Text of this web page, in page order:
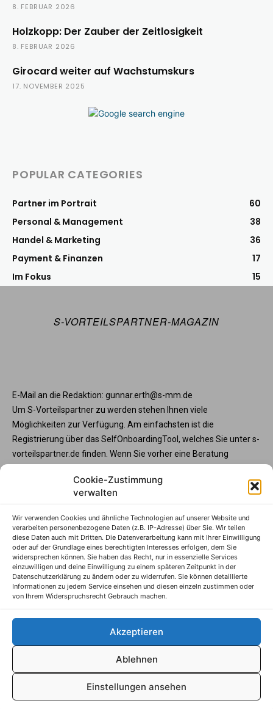
Cookie-Zustimmung
verwalten
Wir verwenden Cookies und ähnliche Technologien auf unserer Website und
verarbeiten personenbezogene Daten (z.B. IP-Adresse) über Sie. Wir teilen
diese Daten auch mit Dritten. Die Datenverarbeitung kann mit Ihrer Einwilligung
oder auf der Grundlage eines berechtigten Interesses erfolgen, dem Sie
widersprechen können. Sie haben das Recht, nur in essenzielle Services
einzuwilligen und deine Einwilligung zu einem späteren Zeitpunkt in der
Datenschutzerklärung zu ändern oder zu widerrufen. Sie können detaillierte
Informationen zu jedem Service einsehen und diesen einzeln zustimmen oder
von Ihrem Widerspruchsrecht Gebrauch machen.
Akzeptieren
Ablehnen
Einstellungen ansehen
8. FEBRUAR 2026
Holzkopp: Der Zauber der Zeitlosigkeit
8. FEBRUAR 2026
Girocard weiter auf Wachstumskurs
17. NOVEMBER 2025
POPULAR CATEGORIES
Partner im Portrait
60
Personal & Management
38
Handel & Marketing
36
Payment & Finanzen
17
Im Fokus
15
S-VORTEILSPARTNER-MAGAZIN
E-Mail an die Redaktion: gunnar.erth@s-mm.de
Um S-Vorteilspartner zu werden stehen Ihnen viele
Möglichkeiten zur Verfügung. Am einfachsten ist die
Registrierung über das SelfOnboardingTool, welches Sie unter s-
vorteilspartner.de finden. Wenn Sie vorher eine Beratung
vorteilspartner.de oder Telefon +49 345 570295 3573 gerne zur
Verfügung. Und wenn Sie Ihre Programmteilnahme vorab mit
Ihren Sparkassenberater.
S-Vorteilspartner
Impressum
Datenschutzhinweise
AGB
Erklärung zur Barrierefreiheit
© S-Markt & Mehrwert, 2025